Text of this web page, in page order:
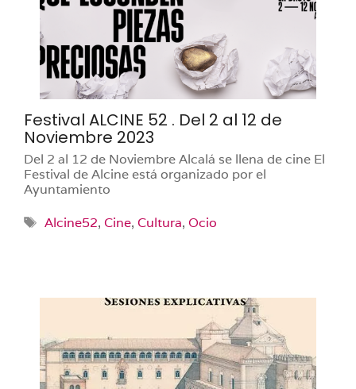
Festival ALCINE 52 . Del 2 al 12 de
Noviembre 2023
Del 2 al 12 de Noviembre Alcalá se llena de cine El
Festival de Alcine está organizado por el
Ayuntamiento
Etiquetas
Alcine52, Cine, Cultura, Ocio